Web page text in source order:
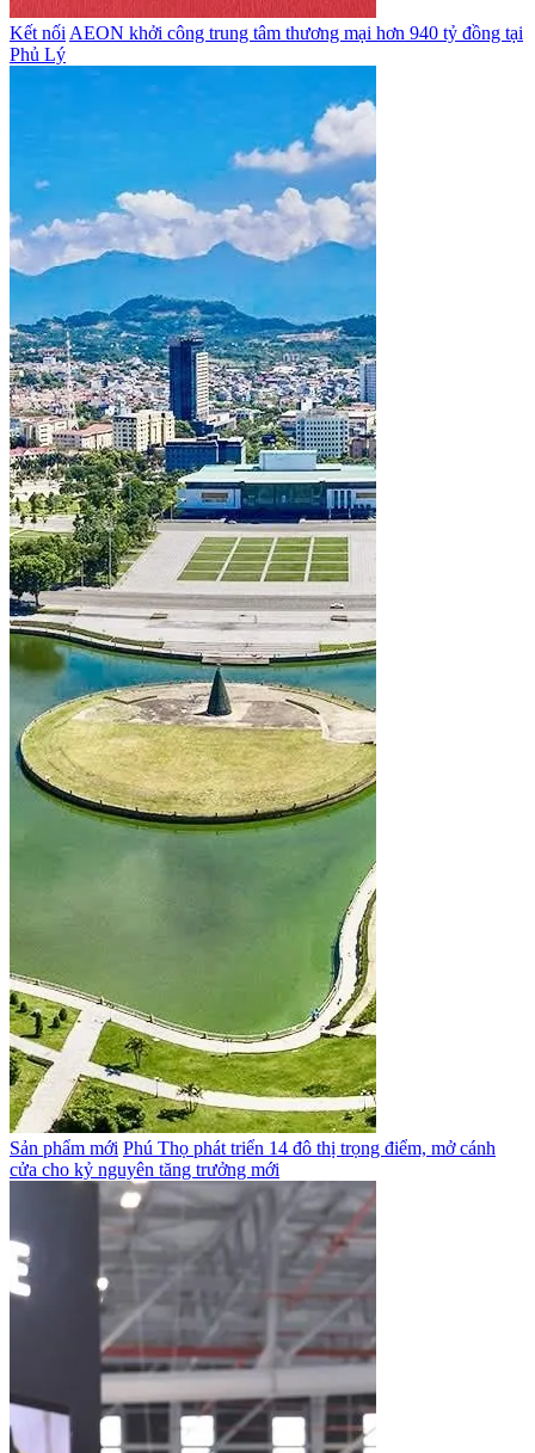
Kết nối AEON khởi công trung tâm thương mại hơn 940 tỷ đồng tại
Phủ Lý
Sản phẩm mới Phú Thọ phát triển 14 đô thị trọng điểm, mở cánh
cửa cho kỷ nguyên tăng trưởng mới